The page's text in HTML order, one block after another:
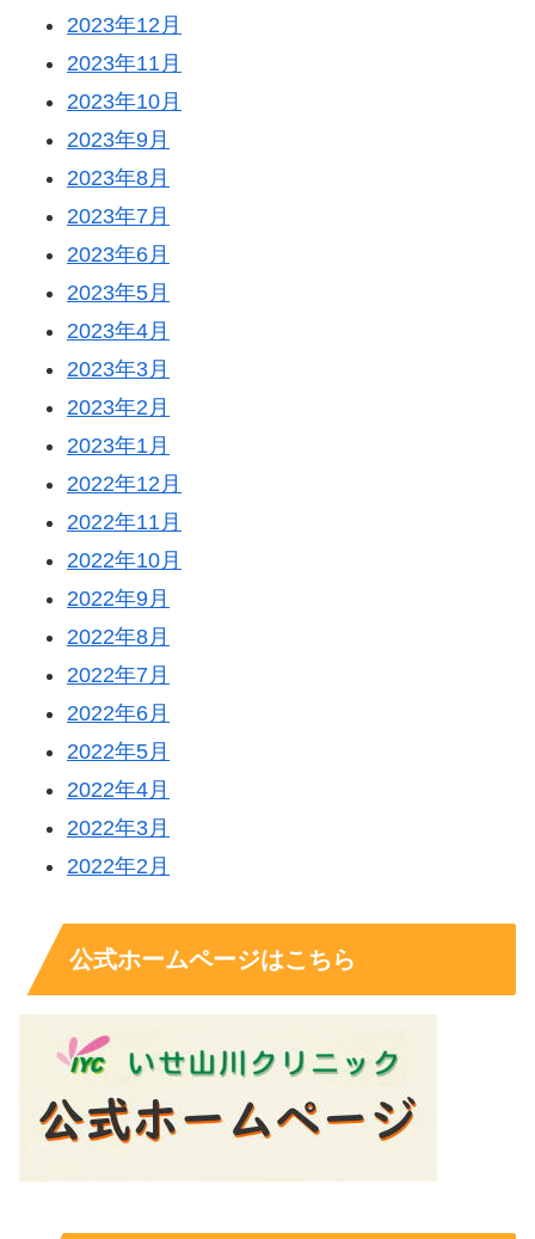
2023年12月
2023年11月
2023年10月
2023年9月
2023年8月
2023年7月
2023年6月
2023年5月
2023年4月
2023年3月
2023年2月
2023年1月
2022年12月
2022年11月
2022年10月
2022年9月
2022年8月
2022年7月
2022年6月
2022年5月
2022年4月
2022年3月
2022年2月
公式ホームページはこちら